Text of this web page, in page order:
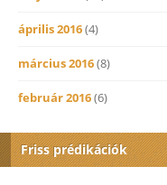
április 2016(4)
március 2016(8)
február 2016(6)
Friss prédikációk